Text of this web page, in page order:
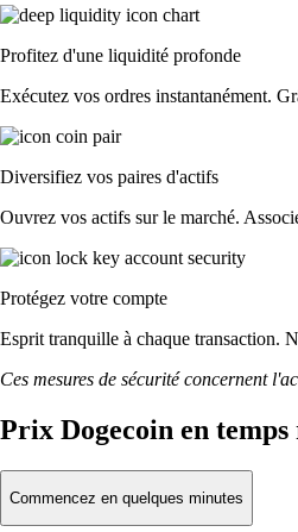
Profitez d'une liquidité profonde
Exécutez vos ordres instantanément.
Diversifiez vos paires d'actifs
Ouvrez vos actifs sur le marché.
Protégez votre compte
Esprit tranquille à chaque transaction.
Ces mesures de sécurité concernent
Prix Dogecoin en temps
Commencez en quelques minutes